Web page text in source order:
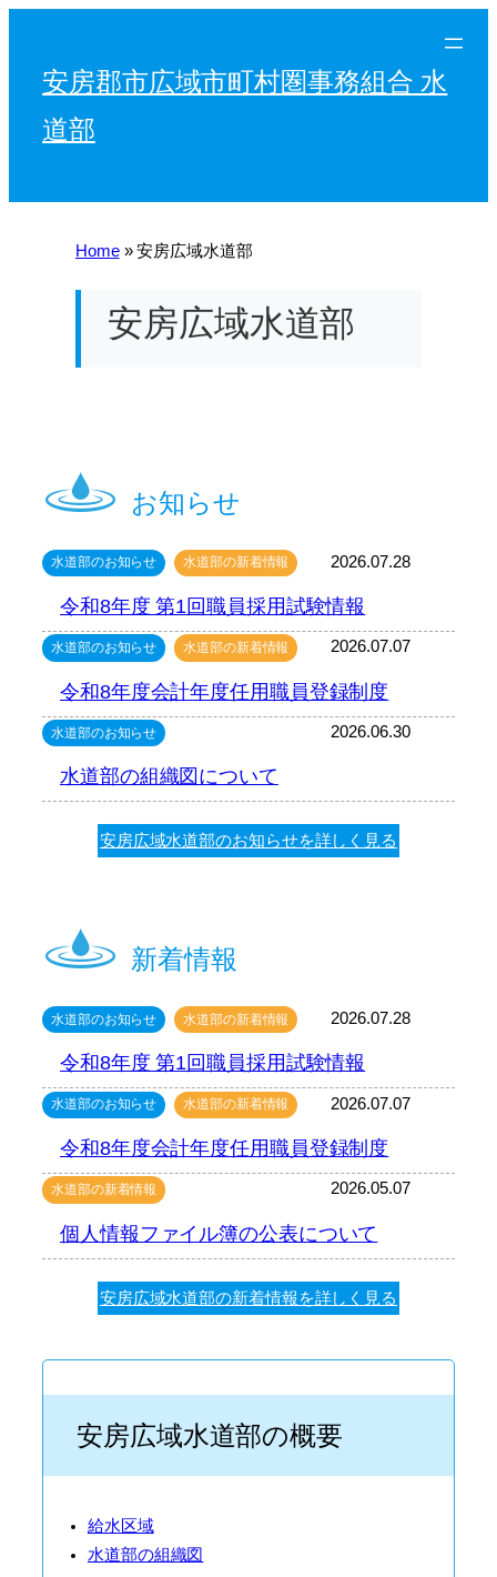
安房郡市広域市町村圏事務組合 水
道部
Home »安房広域水道部
安房広域水道部
お知らせ
水道部のお知らせ 水道部の新着情報 2026.07.28
令和8年度 第1回職員採用試験情報
水道部のお知らせ 水道部の新着情報 2026.07.07
令和8年度会計年度任用職員登録制度
水道部のお知らせ 2026.06.30
水道部の組織図について
安房広域水道部のお知らせを詳しく見る
新着情報
水道部のお知らせ 水道部の新着情報 2026.07.28
令和8年度 第1回職員採用試験情報
水道部のお知らせ 水道部の新着情報 2026.07.07
令和8年度会計年度任用職員登録制度
水道部の新着情報 2026.05.07
個人情報ファイル簿の公表について
安房広域水道部の新着情報を詳しく見る
安房広域水道部の概要
給水区域
水道部の組織図